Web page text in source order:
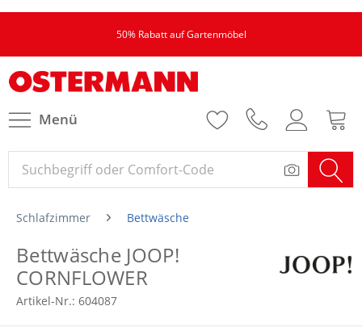
50% Rabatt auf Gartenmöbel
Menü
Schlafzimmer Bettwäsche
Bettwäsche JOOP!
CORNFLOWER
Artikel-Nr.: 604087